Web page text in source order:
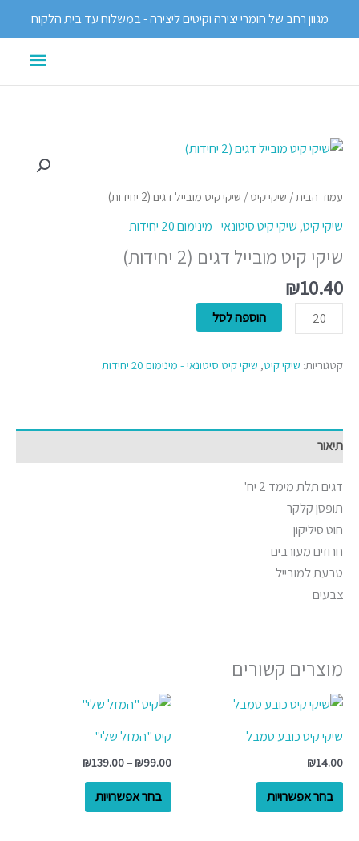
מגוון רחב של חומרי יצירה וקיטים ליצירה - במשלוח עד בית הלקוח
עמוד הבית/ שיקי קיט / שיקי קיט מובייל דגים (2 יחידות)
שיקי קיט, שיקי קיט סיטונאי - מינימום 20 יחידות
שיקי קיט מובייל דגים (2 יחידות)
₪10.40
כמות
שיקי
מובייל
דגים
(2
יחידות)
הוספה לסל
קטגוריות: שיקי קיט, שיקי קיט סיטונאי - מינימום 20 יחידות
תיאור
דגים תלת מימד 2 יח'
תופסן קלקר
חוט סיליקון
חרוזים מעורבים
טבעת למובייל
צבעים
מוצרים קשורים
שיקי קיט כובע טמבל
₪14.00
בחר אפשרויות
למוצר
יש
ניתן
קיט "המזל שלי"
₪99.00
–
₪139.00
טווח
בחר אפשרויות
למוצר
מספר
ניתן